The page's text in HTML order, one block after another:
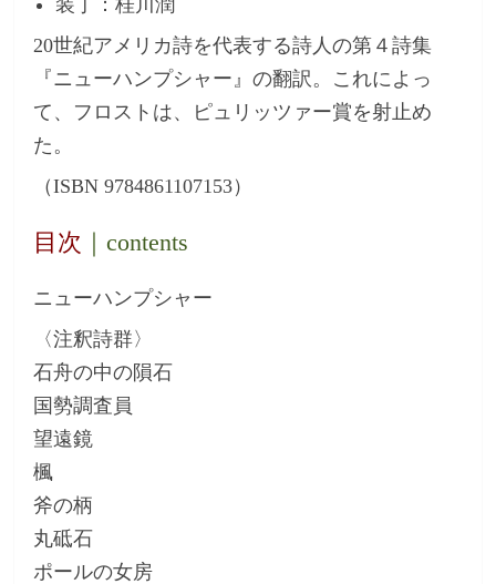
20世紀アメリカ詩を代表する詩人の第４詩集
『ニューハンプシャー』の翻訳。これによっ
て、フロストは、ピュリッツァー賞を射止め
た。
（ISBN 9784861107153）
目次 ｜contents
ニューハンプシャー
〈注釈詩群〉
石舟の中の隕石
国勢調査員
望遠鏡
楓
斧の柄
丸砥石
ポールの女房